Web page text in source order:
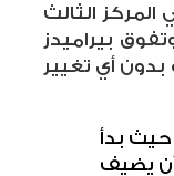
نقطة ويظل في المركز الثالث
بيراميدز
أي تغيير
بدأ
يضيف